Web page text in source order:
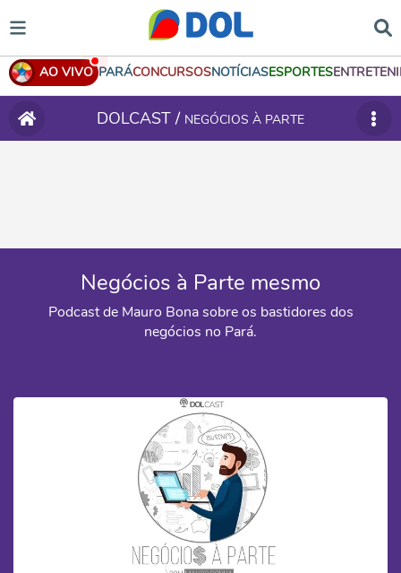
AO VIVO PARÁCONCURSOSNOTÍCIASESPORTES
DOLCAST / NEGÓCIOS À PARTE
Negócios à Parte mesmo
Podcast de Mauro Bona sobre os bastidores dos
negócios no Pará.